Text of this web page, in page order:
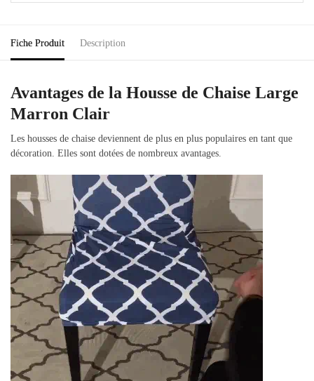
Fiche Produit Description
Avantages de la Housse de Chaise Large
Marron Clair
Les housses de chaise deviennent de plus en plus populaires en tant que
décoration. Elles sont dotées de nombreux avantages.